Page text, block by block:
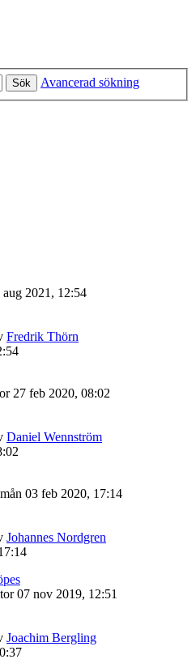
Sök
Avancerad sökning
aug 2021, 12:54
Fredrik Thörn
27 feb 2020, 08:02
Daniel Wennström
mån 03 feb 2020, 17:14
Johannes Nordgren
tor 07 nov 2019, 12:51
Joachim Bergling